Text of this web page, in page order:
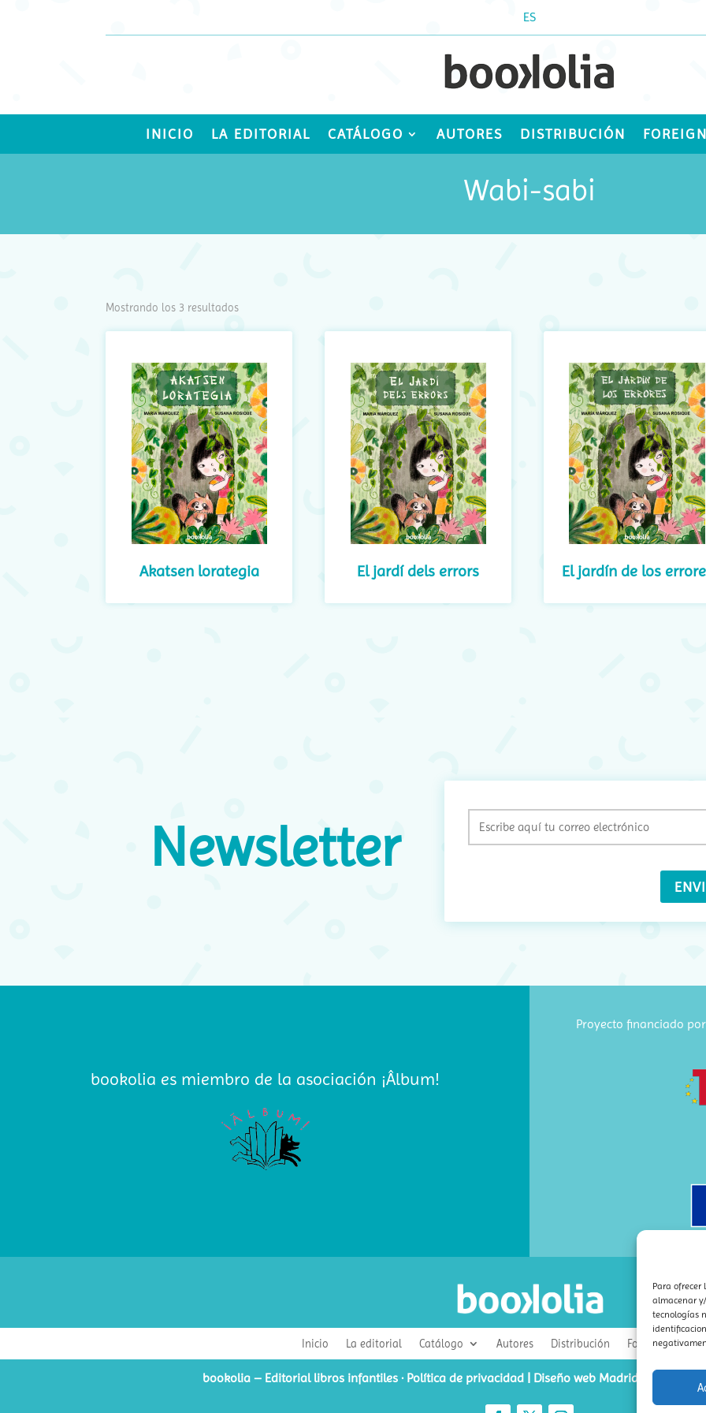
Para ofrecer
almacenar
tecnologías
ES
INICIO LA EDITORIAL CATÁLOGO AUTORES DISTRIBUCIÓN
Wabi-sabi
Mostrando los 3 resultadosOrdenado
por
últimos
Akatsen lorategia El jardí dels errors El jardín de los
Newsletter
bookolia es miembro de la asociación ¡Âlbum!
Proyecto financiado
Inicio La editorial Catálogo Autores Distribución Foreign Rights
bookolia – Editorial libros infantiles · Política de privacidad Diseño web Madrid ideaWeb